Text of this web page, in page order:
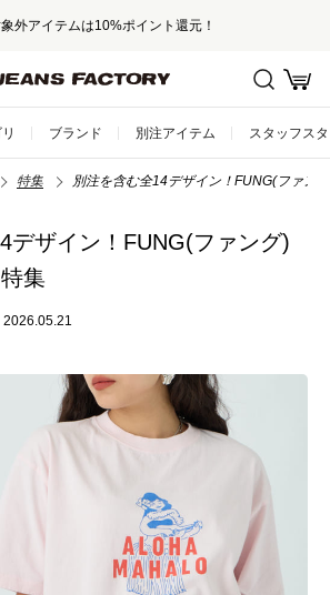
外アイテムは10%ポイント還元！
ブランド 別注アイテム スタッフス
特集 別注を含む全14デザイン！FUNG(ファン
デザイン！FUNG(ファング)
集
2026.05.21